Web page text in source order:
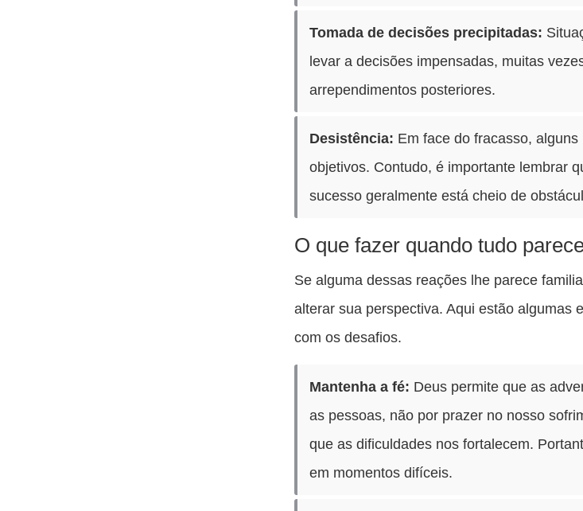
Tomada de decisões precipitadas:
levar a decisões impensadas, muitas
arrependimentos posteriores.
Desistência: Em face do fracasso,
objetivos. Contudo, é importante lembrar
sucesso geralmente está cheio de
O que fazer quando tudo
Se alguma dessas reações lhe parece
alterar sua perspectiva. Aqui estão algumas
com os desafios.
Mantenha a fé: Deus permite que as
as pessoas, não por prazer no nosso
que as dificuldades nos fortalecem.
em momentos difíceis.